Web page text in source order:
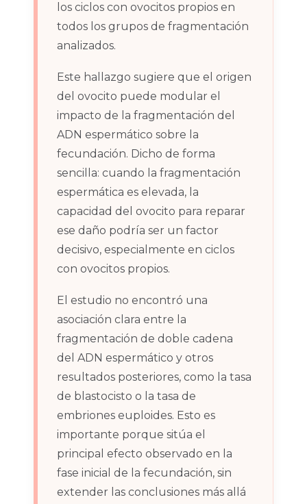
los ciclos con ovocitos propios en
todos los grupos de fragmentación
analizados.
Este hallazgo sugiere que el origen
del ovocito puede modular el
impacto de la fragmentación del
ADN espermático sobre la
fecundación. Dicho de forma
sencilla: cuando la fragmentación
espermática es elevada, la
capacidad del ovocito para reparar
ese daño podría ser un factor
decisivo, especialmente en ciclos
con ovocitos propios.
El estudio no encontró una
asociación clara entre la
fragmentación de doble cadena
del ADN espermático y otros
resultados posteriores, como la tasa
de blastocisto o la tasa de
embriones euploides. Esto es
importante porque sitúa el
principal efecto observado en la
fase inicial de la fecundación, sin
extender las conclusiones más allá